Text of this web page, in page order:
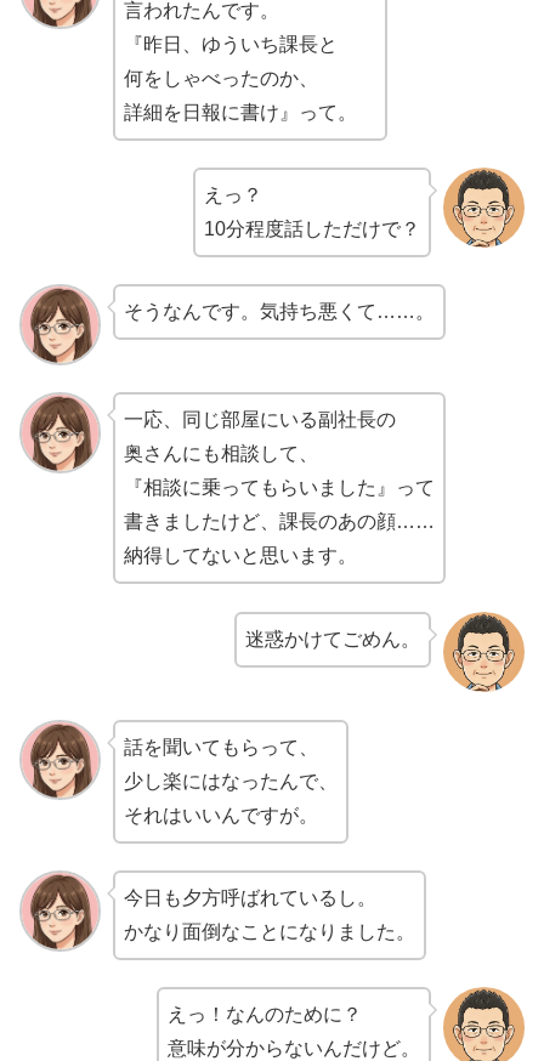
言われたんです。
『昨日、ゆういち課長と
何をしゃべったのか、
詳細を日報に書け』って。
えっ？
10分程度話しただけで？
そうなんです。気持ち悪くて……。
一応、同じ部屋にいる副社長の
奥さんにも相談して、
『相談に乗ってもらいました』って
書きましたけど、課長のあの顔……
納得してないと思います。
迷惑かけてごめん。
話を聞いてもらって、
少し楽にはなったんで、
それはいいんですが。
今日も夕方呼ばれているし。
かなり面倒なことになりました。
えっ！なんのために？
意味が分からないんだけど。